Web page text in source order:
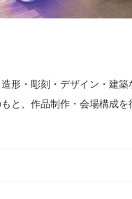
形・彫刻・デザイン・建
と、作品制作・会場構成を